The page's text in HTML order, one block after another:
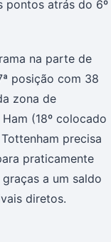
pontos atrás do 6º
na parte de
posição com 38
zona de
(18º colocado
precisa
praticamente
a um saldo
diretos.